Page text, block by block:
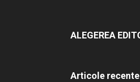
ALEGEREA
Articole recente